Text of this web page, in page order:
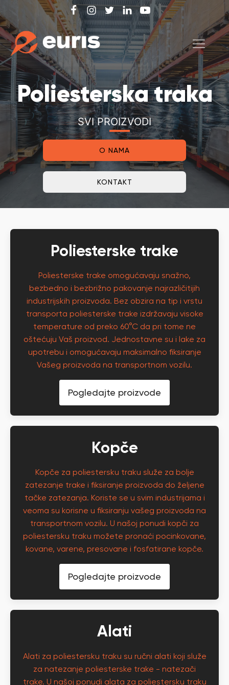
Poliesterska traka
SVI PROIZVODI
O NAMA
KONTAKT
Poliesterske trake
Poliesterske trake omogućavaju snažno,
bezbedno i bezbrižno pakovanje najrazličitijih
industrijskih proizvoda. Bez obzira na tip i vrstu
transporta poliesterske trake izdržavaju visoke
temperature od preko 60°C da pri tome ne
oštećuju Vaš proizvod. Jednostavne su i lake za
upotrebu i omogućavaju maksimalno fiksiranje
Vašeg proizvoda na transportnom vozilu.
Pogledajte proizvode
Kopče
Kopče za poliestersku traku služe za bolje
zatezanje trake i fiksiranje proizvoda do željene
tačke zatezanja. Koriste se u svim industrijama i
veoma su korisne u fiksiranju vašeg proizvoda na
transportnom vozilu. U našoj ponudi kopči za
poliestersku traku možete pronaći pocinkovane,
kovane, varene, presovane i fosfatirane kopče.
Pogledajte proizvode
Alati
Alati za poliestersku traku su ručni alati koji služe
za natezanje poliesterske trake - natezači
trake. U našoj ponudi alata za poliestersku traku